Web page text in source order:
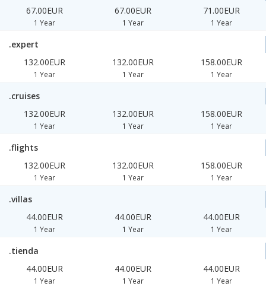
67.00EUR
1 Year
67.00EUR
1 Year
71.00EUR
1 Year
.expert
132.00EUR
1 Year
132.00EUR
1 Year
158.00EUR
1 Year
.cruises
132.00EUR
1 Year
132.00EUR
1 Year
158.00EUR
1 Year
.flights
132.00EUR
1 Year
132.00EUR
1 Year
158.00EUR
1 Year
.villas
44.00EUR
1 Year
44.00EUR
1 Year
44.00EUR
1 Year
.tienda
44.00EUR
1 Year
44.00EUR
1 Year
44.00EUR
1 Year